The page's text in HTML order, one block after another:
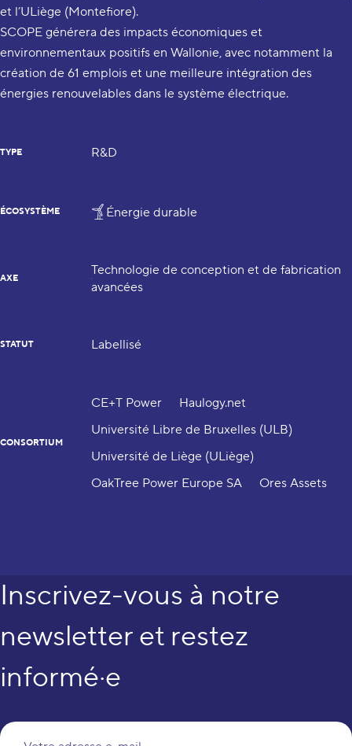
et l’ULiège (Montefiore).
SCOPE générera des impacts économiques et
environnementaux positifs en Wallonie, avec notamment la
création de 61 emplois et une meilleure intégration des
énergies renouvelables dans le système électrique.
TYPE R&D
ÉCOSYSTÈME Énergie durable
AXE
Technologie de conception et de fabrication
avancées
STATUT Labellisé
CONSORTIUM
CE+T Power
Haulogy.net
Université Libre de Bruxelles (ULB)
Université de Liège (ULiège)
OakTree Power Europe SA
Ores Assets
Inscrivez-vous à notre
newsletter et restez
informé·e